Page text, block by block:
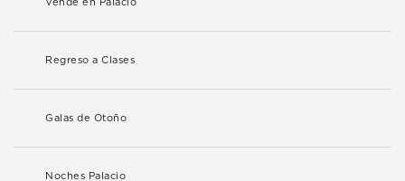
Vende en Palacio
Regreso a Clases
Galas de Otoño
Noches Palacio